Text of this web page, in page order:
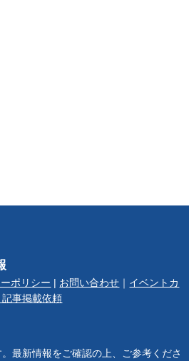
ポリシー | お問い合わせ ｜ イベントカ
事掲載依頼
最新情報をご確認の上、ご参考くださ